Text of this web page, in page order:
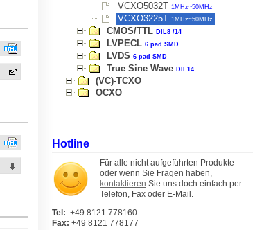
VCXO5032T 1MHz~50MHz
VCXO3225T 1MHz~50MHz
CMOS/TTL DIL8 /14
LVPECL 6 pad SMD
LVDS 6 pad SMD
True Sine Wave DIL14
(VC)-TCXO
OCXO
Hotline
Für alle nicht aufgeführten Produkte
oder wenn Sie Fragen haben,
kontaktieren Sie uns doch einfach per
Telefon, Fax oder E-Mail.
Tel: +49 8121 778160
Fax: +49 8121 778177